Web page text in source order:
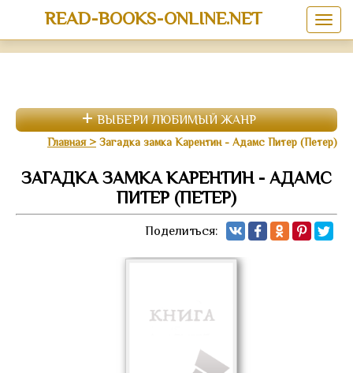
READ-BOOKS-ONLINE.NET
ВЫБЕРИ ЛЮБИМЫЙ ЖАНР
Главная Загадка замка Карентин - Адамс Питер (Петер)
ЗАГАДКА ЗАМКА КАРЕНТИН - АДАМС
ПИТЕР (ПЕТЕР)
Поделиться: